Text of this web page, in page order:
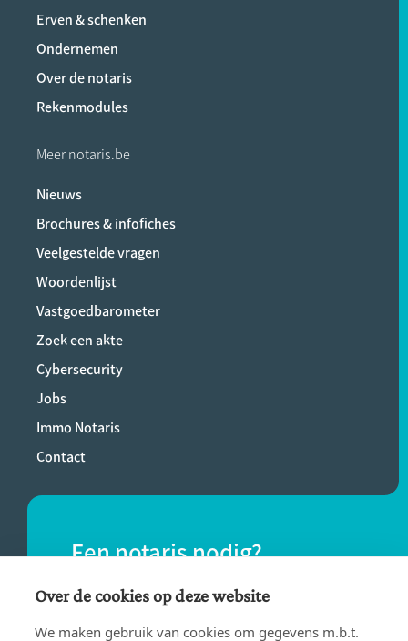
Erven & schenken
Ondernemen
Over de notaris
Rekenmodules
Meer notaris.be
Nieuws
Brochures & infofiches
Veelgestelde vragen
Woordenlijst
Vastgoedbarometer
Zoek een akte
Cybersecurity
Jobs
Immo Notaris
Contact
Een notaris nodig?
Vind eenvoudig een notaris bij jou in de
buurt.
Over de cookies op deze website
We maken gebruik van cookies om gegevens m.b.t.